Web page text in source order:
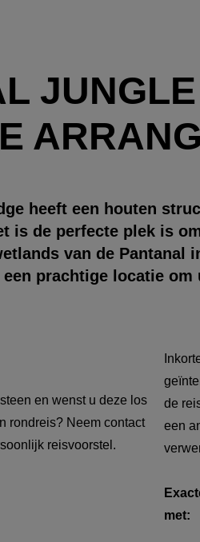
heeft een houten
is de perfecte plek is
van de Pantanal
prachtige locatie om
en wenst u deze los
rondreis? Neem contact
reisvoorstel.
de
een
met: